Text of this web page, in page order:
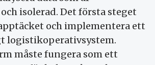
isolerad. Det första steget
och implementera ett
logistikoperativsystem.
måste fungera som ett